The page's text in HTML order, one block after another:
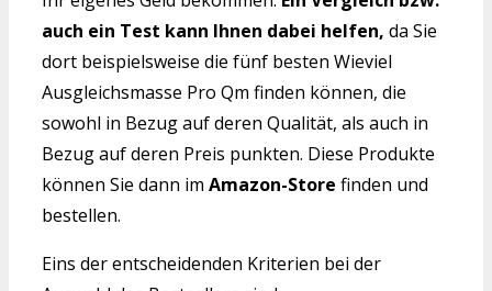
auch ein Test kann Ihnen dabei helfen, da Sie
dort beispielsweise die fünf besten Wieviel
Ausgleichsmasse Pro Qm finden können, die
sowohl in Bezug auf deren Qualität, als auch in
Bezug auf deren Preis punkten. Diese Produkte
können Sie dann im Amazon-Store finden und
bestellen.
Eins der entscheidenden Kriterien bei der